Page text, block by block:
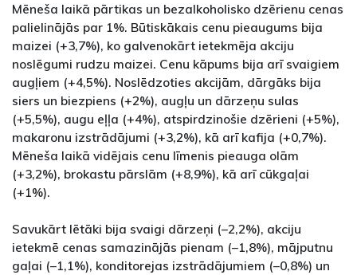
Mēneša laikā pārtikas un bezalkoholisko dzērienu cenas
palielinājās par 1%. Būtiskākais cenu pieaugums bija
maizei (+3,7%), ko galvenokārt ietekmēja akciju
noslēgumi rudzu maizei. Cenu kāpums bija arī svaigiem
augļiem (+4,5%). Noslēdzoties akcijām, dārgāks bija
siers un biezpiens (+2%), augļu un dārzeņu sulas
(+5,5%), augu eļļa (+4%), atspirdzinošie dzērieni (+5%),
makaronu izstrādājumi (+3,2%), kā arī kafija (+0,7%).
Mēneša laikā vidējais cenu līmenis pieauga olām
(+3,2%), brokastu pārslām (+8,9%), kā arī cūkgaļai
(+1%).
Savukārt lētāki bija svaigi dārzeņi (–2,2%), akciju
ietekmē cenas samazinājās pienam (–1,8%), mājputnu
gaļai (–1,1%), konditorejas izstrādājumiem (–0,8%) un